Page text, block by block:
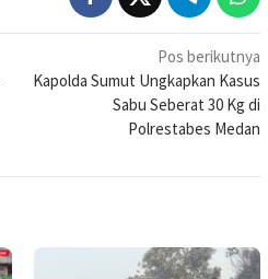
Pos berikutnya
Kapolda Sumut Ungkapkan Kasus
Sabu Seberat 30 Kg di
Polrestabes Medan